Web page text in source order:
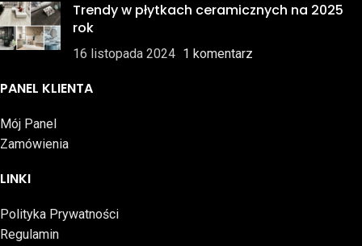
Trendy w płytkach ceramicznych na 2025
rok
16 listopada 2024 1 komentarz
PANEL KLIENTA
Mój Panel
Zamówienia
LINKI
Polityka Prywatności
Regulamin